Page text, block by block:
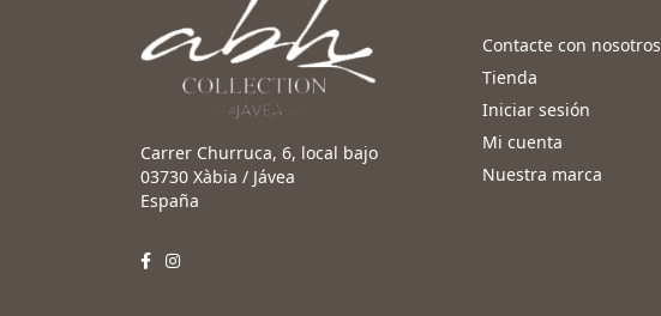
Carrer Churruca, 6, local bajo
03730 Xàbia / Jávea
España
Contacte con nosotros
Tienda
Iniciar sesión
Mi cuenta
Nuestra marca